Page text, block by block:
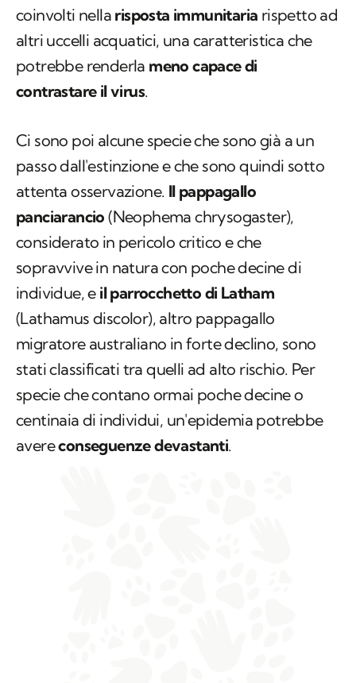
coinvolti nella risposta immunitaria rispetto ad
altri uccelli acquatici, una caratteristica che
potrebbe renderla meno capace di
contrastare il virus.
Ci sono poi alcune specie che sono già a un
passo dall'estinzione e che sono quindi sotto
attenta osservazione. Il pappagallo
panciarancio (Neophema chrysogaster),
considerato in pericolo critico e che
sopravvive in natura con poche decine di
individue, e il parrocchetto di Latham
(Lathamus discolor), altro pappagallo
migratore australiano in forte declino, sono
stati classificati tra quelli ad alto rischio. Per
specie che contano ormai poche decine o
centinaia di individui, un'epidemia potrebbe
avereconseguenze devastanti.